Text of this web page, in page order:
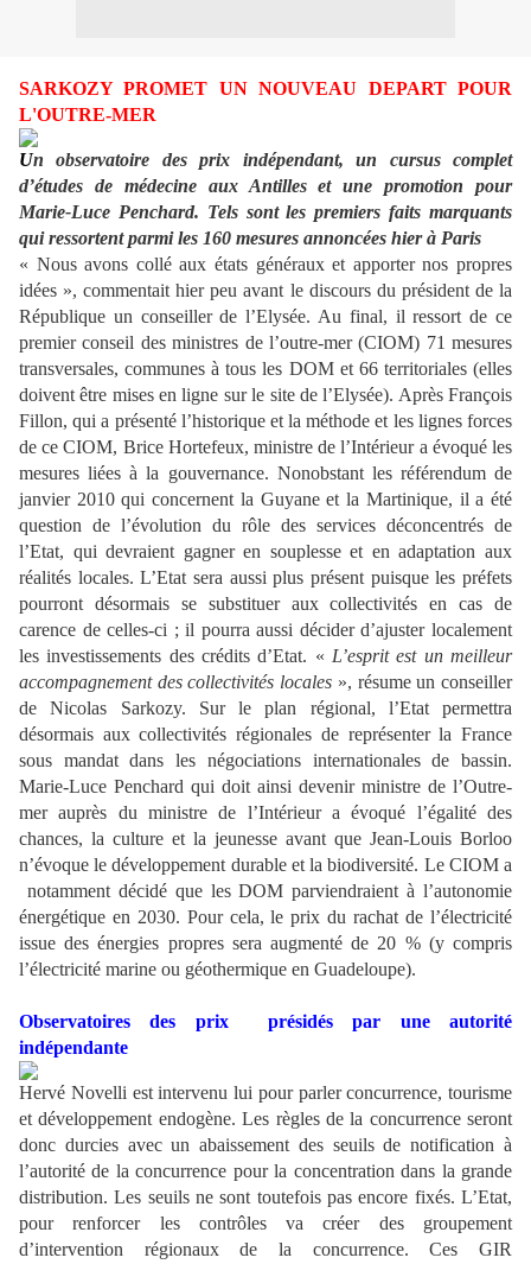
SARKOZY PROMET UN NOUVEAU DEPART POUR
L'OUTRE-MER
Un observatoire des prix indépendant, un cursus complet
d’études de médecine aux Antilles et une promotion pour
Marie-Luce Penchard. Tels sont les premiers faits marquants
qui ressortent parmi les 160 mesures annoncées hier à Paris
« Nous avons collé aux états généraux et apporter nos propres
idées », commentait hier peu avant le discours du président de la
République un conseiller de l’Elysée. Au final, il ressort de ce
premier conseil des ministres de l’outre-mer (CIOM) 71 mesures
transversales, communes à tous les DOM et 66 territoriales (elles
doivent être mises en ligne sur le site de l’Elysée). Après François
Fillon, qui a présenté l’historique et la méthode et les lignes forces
de ce CIOM, Brice Hortefeux, ministre de l’Intérieur a évoqué les
mesures liées à la gouvernance. Nonobstant les référendum de
janvier 2010 qui concernent la Guyane et la Martinique, il a été
question de l’évolution du rôle des services déconcentrés de
l’Etat, qui devraient gagner en souplesse et en adaptation aux
réalités locales. L’Etat sera aussi plus présent puisque les préfets
pourront désormais se substituer aux collectivités en cas de
carence de celles-ci ; il pourra aussi décider d’ajuster localement
les investissements des crédits d’Etat. « L’esprit est un meilleur
accompagnement des collectivités locales », résume un conseiller
de Nicolas Sarkozy. Sur le plan régional, l’Etat permettra
désormais aux collectivités régionales de représenter la France
sous mandat dans les négociations internationales de bassin.
Marie-Luce Penchard qui doit ainsi devenir ministre de l’Outre-
mer auprès du ministre de l’Intérieur a évoqué l’égalité des
chances, la culture et la jeunesse avant que Jean-Louis Borloo
n’évoque le développement durable et la biodiversité. Le CIOM a
notamment décidé que les DOM parviendraient à l’autonomie
énergétique en 2030. Pour cela, le prix du rachat de l’électricité
issue des énergies propres sera augmenté de 20 % (y compris
l’électricité marine ou géothermique en Guadeloupe).
Observatoires des prix présidés par une autorité
indépendante
Hervé Novelli est intervenu lui pour parler concurrence, tourisme
et développement endogène. Les règles de la concurrence seront
donc durcies avec un abaissement des seuils de notification à
l’autorité de la concurrence pour la concentration dans la grande
distribution. Les seuils ne sont toutefois pas encore fixés. L’Etat,
pour renforcer les contrôles va créer des groupement
d’intervention régionaux de la concurrence. Ces GIR